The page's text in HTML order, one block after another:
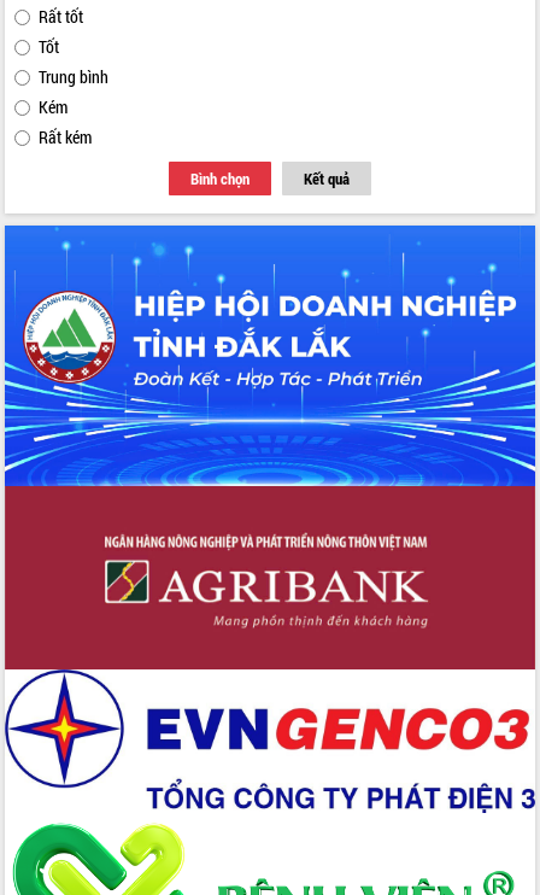
Rất tốt
Tốt
Trung bình
Kém
Rất kém
Bình chọn Kết quả